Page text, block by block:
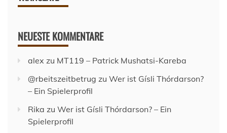
NEUESTE KOMMENTARE
alex zu MT119 – Patrick Mushatsi-Kareba
@rbeitszeitbetrug zu Wer ist Gísli Thórdarson?
– Ein Spielerprofil
Rika zu Wer ist Gísli Thórdarson? – Ein
Spielerprofil